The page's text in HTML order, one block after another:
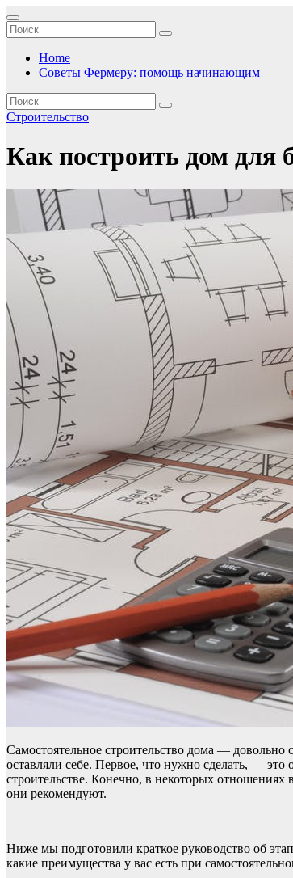
Перейти
к
содержимому
Home
Советы Фермеру: помощь начинающим
Строительство
Как построить дом
Самостоятельное строительство дома —
оставляли себе. Первое, что нужно сделать, — это
строительстве. Конечно, в некоторых
они рекомендуют.
Ниже мы подготовили краткое руководство об
какие преимущества у вас есть при